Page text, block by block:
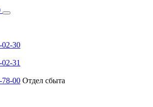
02-30
31
78-00 Отдел сбыта